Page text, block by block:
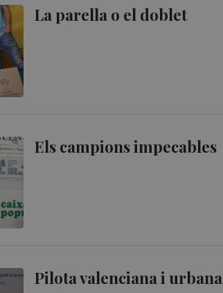
La parella o el doblet
Els campions impecables
Pilota valenciana i urbana